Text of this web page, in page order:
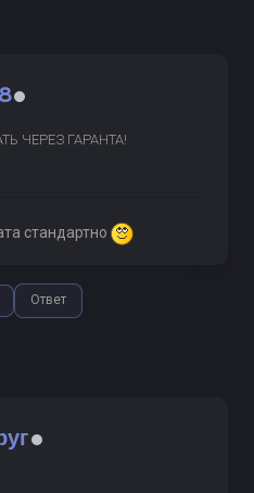
ЧЕРЕЗ ГАРАНТА!
стандартно
Ответ